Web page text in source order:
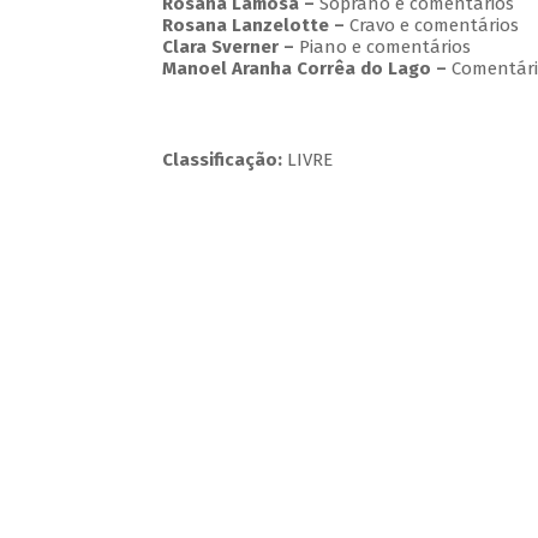
Rosana Lanzelotte – Cravo e comentários
Clara Sverner – Piano e comentários
Manoel Aranha Corrêa do Lago –
Classificação:LIVRE